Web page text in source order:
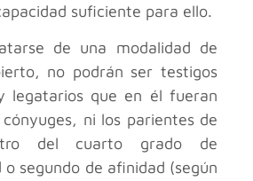
suficiente para ello.
de una modalidad de
no podrán ser testigos
legatarios que en él fueran
ni los parientes de
del cuarto grado de
o segundo de afinidad (según